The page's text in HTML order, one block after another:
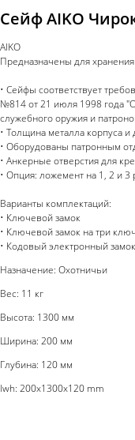
Сейф AIKO
AIKO
Предназначены для
• Сейфы соответствует
№814 от 21 июля 1998 года
служебного оружия и
• Толщина металла корпуса
• Оборудованы патронным
• Анкерные отверстия для
• Опция: ложемент на 1, 2 и 3
Варианты комплектаций:
• Ключевой замок
• Ключевой замок на три
• Кодовый электронный
Назначение: Охотничьи
Вес: 11 кг
Высота: 1300 мм
Ширина: 200 мм
Глубина: 120 мм
lwh: 200x1300x120 mm